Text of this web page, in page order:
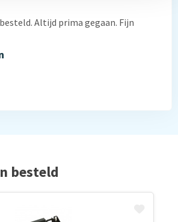
Altijd prima gegaan. Fijn
besteld